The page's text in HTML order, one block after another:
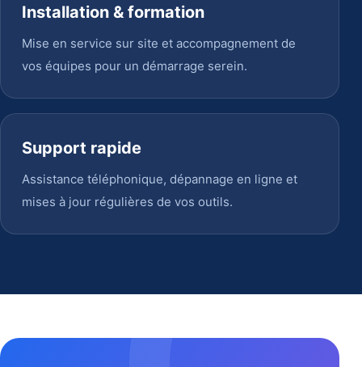
Installation & formation
Mise en service sur site et accompagnement de
vos équipes pour un démarrage serein.
Support rapide
Assistance téléphonique, dépannage en ligne et
mises à jour régulières de vos outils.